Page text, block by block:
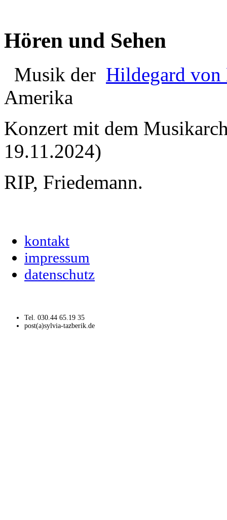
Hören und Sehen
Musik der Hildegard von
Amerika
Konzert mit dem
19.11.2024)
RIP, Friedemann.
kontakt
impressum
datenschutz
Tel. 030.44 65.19 35
post(a)sylvia-tazberik.de